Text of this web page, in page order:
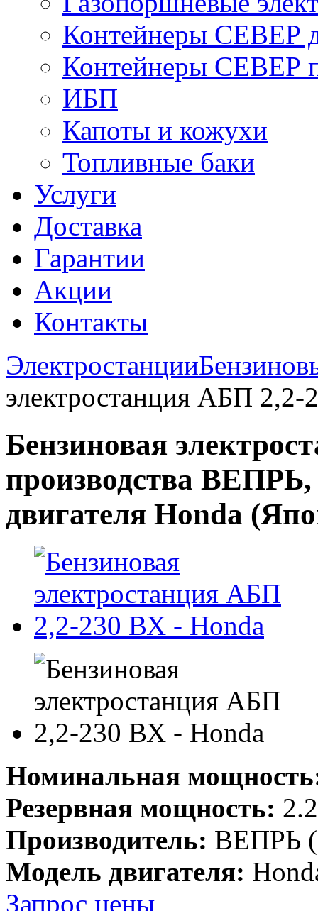
Контейнеры СЕВЕР
Контейнеры СЕВЕР
ИБП
Капоты и кожухи
Топливные баки
Услуги
Доставка
Гарантии
Акции
Контакты
Электростанции
электростанция АБП
Бензиновая
производства ВЕПРЬ,
двигателя Honda
Номинальная
Резервная мощность:
Производитель: ВЕПРЬ
Модель двигателя:
Запрос цены